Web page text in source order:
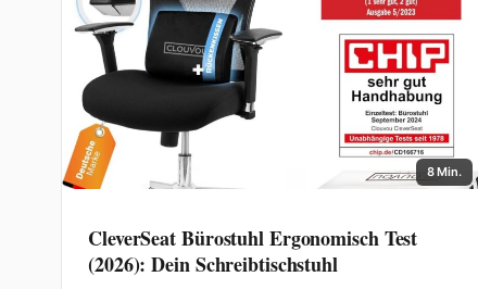
8 Min.
CleverSeat Bürostuhl Ergonomisch Test
(2026): Dein Schreibtischstuhl